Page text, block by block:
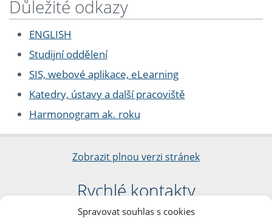
Spravovat souhlas s cookies
Důležité odkazy
ENGLISH
Studijní oddělení
SIS, webové aplikace, eLearning
Katedry, ústavy a další pracoviště
Harmonogram ak. roku
Zobrazit plnou verzi stránek
Rychlé kontakty
Filozofická fakulta